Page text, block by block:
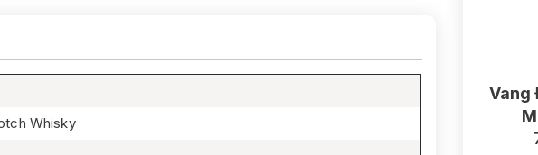
Whisky
Vang